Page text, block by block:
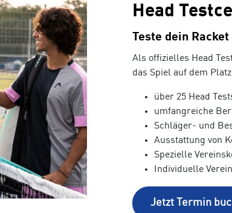
Head
Teste dein Racket
Als offizielles Head
das Spiel auf dem
über 25 Head
umfangreiche
Schläger- und
Ausstattung von
Spezielle
Individuelle
Jetzt Termin